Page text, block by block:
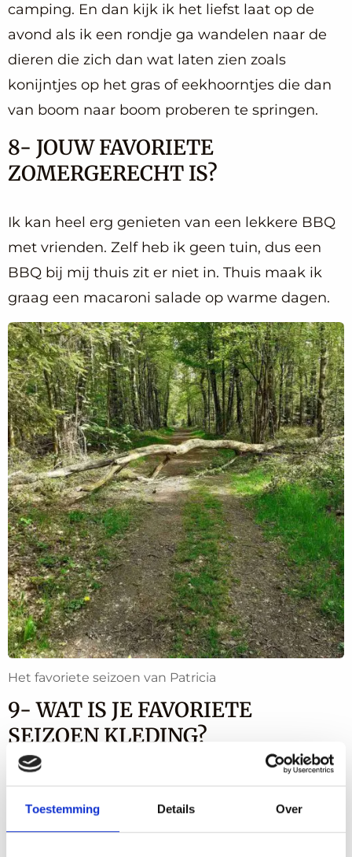
Toestemming Details Over
camping. En dan kijk ik het liefst laat op de
avond als ik een rondje ga wandelen naar de
dieren die zich dan wat laten zien zoals
konijntjes op het gras of eekhoorntjes die dan
van boom naar boom proberen te springen.
8- JOUW FAVORIETE
ZOMERGERECHT IS?
Ik kan heel erg genieten van een lekkere BBQ
met vrienden. Zelf heb ik geen tuin, dus een
BBQ bij mij thuis zit er niet in. Thuis maak ik
graag een macaroni salade op warme dagen.
Het favoriete seizoen van Patricia
9- WAT IS JE FAVORIETE
SEIZOEN KLEDING?
Ik loop eigenlijk altijd in een lange zwarte
broek en een t-shirt. Gewoon lekkere
loszittende kleding. Of ik heb een mouwloos